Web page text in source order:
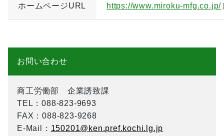
ホームページURL https://www.miroku-mfg.co.jp/
お問い合わせ
商工労働部 企業誘致課
TEL ：088-823-9693
FAX ：088-823-9268
E-Mail
： 150201@ken.pref.kochi.lg.jp